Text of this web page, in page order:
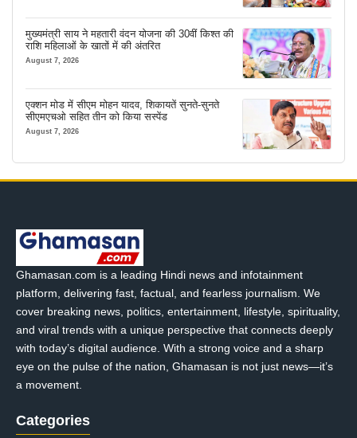
मुख्यमंत्री साय ने महतारी वंदन योजना की 30वीं किश्त की
राशि महिलाओं के खातों में की अंतरित
August 7, 2026
एक्शन मोड में सीएम मोहन यादव, शिकायतें सुनते-सुनते
सीएमएचओ सहित तीन को किया सस्पेंड
August 7, 2026
Ghamasan.com is a leading Hindi news and infotainment
platform, delivering fast, factual, and fearless journalism. We
cover breaking news, politics, entertainment, lifestyle, spirituality,
and viral trends with a unique perspective that connects deeply
with today’s digital audience. With a strong voice and a sharp
eye on the pulse of the nation, Ghamasan is not just news—it’s
a movement.
Categories